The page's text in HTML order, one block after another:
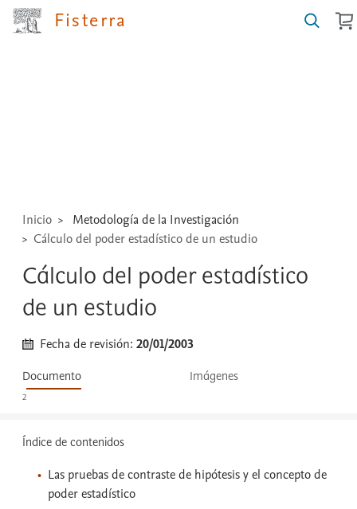
Fisterra
Inicio
Metodología de la Investigación
Cálculo del poder estadístico de un estudio
Cálculo del poder estadístico
de un estudio
Fecha de revisión:20/01/2003
Documento Imágenes
2
Índice de contenidos
Las pruebas de contraste de hipótesis y el concepto de
poder estadístico